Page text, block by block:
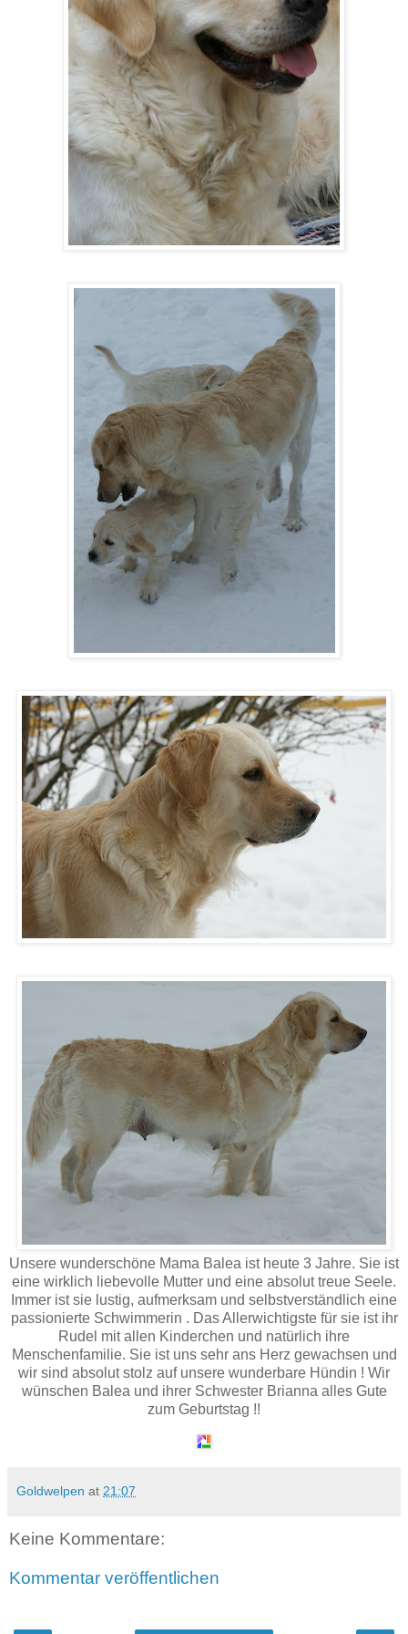
Unsere wunderschöne Mama Balea ist heute 3 Jahre. Sie ist
eine wirklich liebevolle Mutter und eine absolut treue Seele.
Immer ist sie lustig, aufmerksam und selbstverständlich eine
passionierte Schwimmerin . Das Allerwichtigste für sie ist ihr
Rudel mit allen Kinderchen und natürlich ihre
Menschenfamilie. Sie ist uns sehr ans Herz gewachsen und
wir sind absolut stolz auf unsere wunderbare Hündin ! Wir
wünschen Balea und ihrer Schwester Brianna alles Gute
zum Geburtstag !!
Goldwelpen at 21:07
Keine Kommentare:
Kommentar veröffentlichen